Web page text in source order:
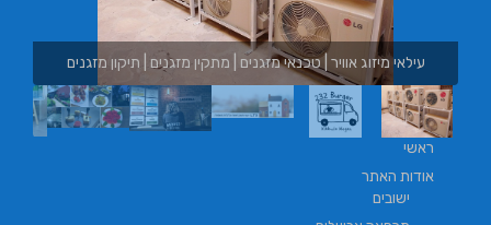
עילאי מיזוג אוויר | טכנאי מזגנים | מתקין מזגנים | תיקון מזגנים
ראשי
אודות האתר
ישובים